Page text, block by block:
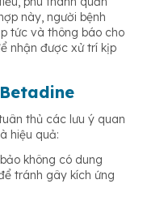
này, người bệnh
tức và thông báo cho
nhận được xử trí kịp
thủ các lưu ý quan
hiệu quả:
không có dung
tránh gây kích ứng